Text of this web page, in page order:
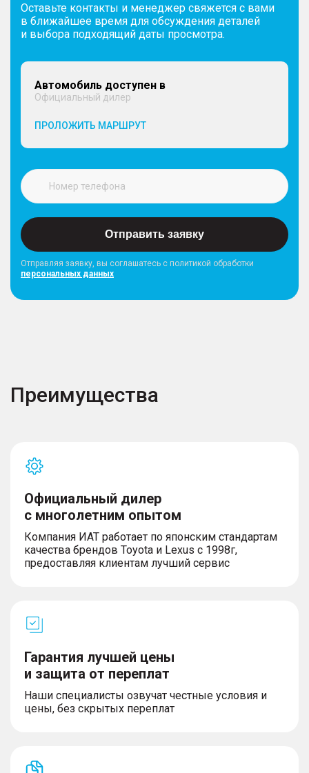
Оставьте контакты и менеджер свяжется с вами
в ближайшее время для обсуждения деталей
и выбора подходящий даты просмотра.
Автомобиль доступен в
Официальный дилер
ПРОЛОЖИТЬ МАРШРУТ
Отправить заявку
Отправляя заявку, вы соглашатесь с политикой обработки
персональных данных
Преимущества
Официальный дилер
с многолетним опытом
Компания ИАТ работает по японским стандартам
качества брендов Toyota и Lexus с 1998г,
предоставляя клиентам лучший сервис
Гарантия лучшей цены
и защита от переплат
Наши специалисты озвучат честные условия и
цены, без скрытых переплат